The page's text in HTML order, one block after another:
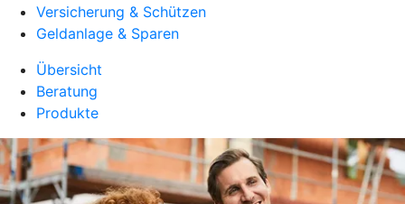
Versicherung & Schützen
Geldanlage & Sparen
Übersicht
Beratung
Produkte